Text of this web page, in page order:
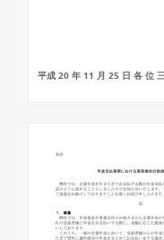
平成 20 年 11 月 25 日 各 位